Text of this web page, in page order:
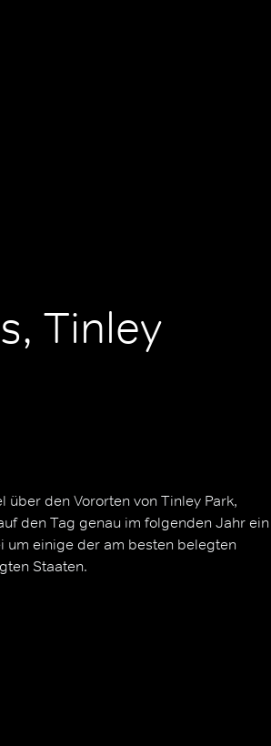
Tinley
den Vororten von Tinley Park,
den Tag genau im folgenden Jahr ein
um einige der am besten belegten
Staaten.